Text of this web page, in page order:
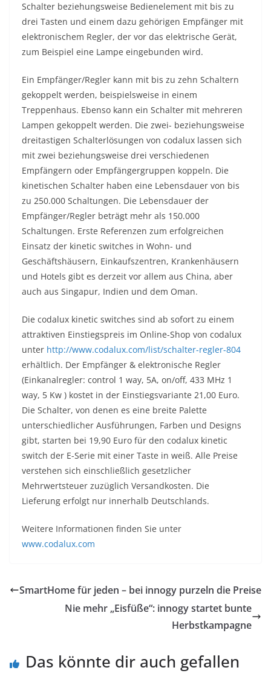
Schalter beziehungsweise Bedienelement mit bis zu
drei Tasten und einem dazu gehörigen Empfänger mit
elektronischem Regler, der vor das elektrische Gerät,
zum Beispiel eine Lampe eingebunden wird.
Ein Empfänger/Regler kann mit bis zu zehn Schaltern
gekoppelt werden, beispielsweise in einem
Treppenhaus. Ebenso kann ein Schalter mit mehreren
Lampen gekoppelt werden. Die zwei- beziehungsweise
dreitastigen Schalterlösungen von codalux lassen sich
mit zwei beziehungsweise drei verschiedenen
Empfängern oder Empfängergruppen koppeln. Die
kinetischen Schalter haben eine Lebensdauer von bis
zu 250.000 Schaltungen. Die Lebensdauer der
Empfänger/Regler beträgt mehr als 150.000
Schaltungen. Erste Referenzen zum erfolgreichen
Einsatz der kinetic switches in Wohn- und
Geschäftshäusern, Einkaufszentren, Krankenhäusern
und Hotels gibt es derzeit vor allem aus China, aber
auch aus Singapur, Indien und dem Oman.
Die codalux kinetic switches sind ab sofort zu einem
attraktiven Einstiegspreis im Online-Shop von codalux
unter http://www.codalux.com/list/schalter-regler-804
erhältlich. Der Empfänger & elektronische Regler
(Einkanalregler: control 1 way, 5A, on/off, 433 MHz 1
way, 5 Kw ) kostet in der Einstiegsvariante 21,00 Euro.
Die Schalter, von denen es eine breite Palette
unterschiedlicher Ausführungen, Farben und Designs
gibt, starten bei 19,90 Euro für den codalux kinetic
switch der E-Serie mit einer Taste in weiß. Alle Preise
verstehen sich einschließlich gesetzlicher
Mehrwertsteuer zuzüglich Versandkosten. Die
Lieferung erfolgt nur innerhalb Deutschlands.
Weitere Informationen finden Sie unter
www.codalux.com
SmartHome für jeden – bei innogy purzeln die Preise
Nie mehr „Eisfüße“: innogy startet bunte
Herbstkampagne
Das könnte dir auch gefallen